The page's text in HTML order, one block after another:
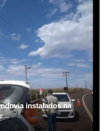
instalados na